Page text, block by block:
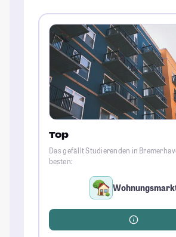
Top
Das gefällt Studierenden in
besten: